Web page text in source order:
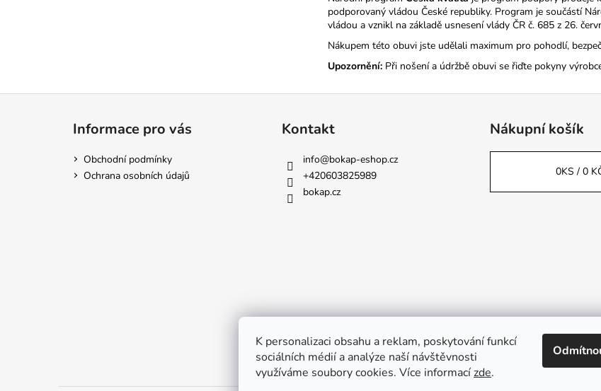
K personalizaci obsahu a reklam, poskytování funkcí
sociálních médií a analýze naší návštěvnosti
využíváme soubory cookies. Více informacízde.
podporovaný vládou České republiky. Program je součástí
vládou a vznikl na základě usnesení vlády ČR č. 685 z 26.
Nákupem této obuvi jste udělali maximum pro pohodlí,
Upozornění: Při nošení a údržbě obuvi se řiďte pokyny
Informace pro vás
Obchodní podmínky
Ochrana osobních údajů
Kontakt
info@bokap-eshop.cz
+420603825989
bokap.cz
Nákupní košík
0KS /0
Napsali o nás